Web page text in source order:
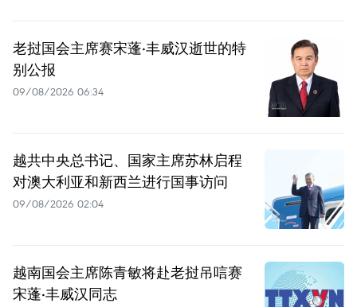
老挝国会主席赛宋蓬·丰威汉逝世的特
别公报
09/08/2026 06:34
越共中央总书记、国家主席苏林启程
对澳大利亚和新西兰进行国事访问
09/08/2026 02:04
越南国会主席陈青敏将赴老挝吊唁赛
宋蓬·丰威汉同志